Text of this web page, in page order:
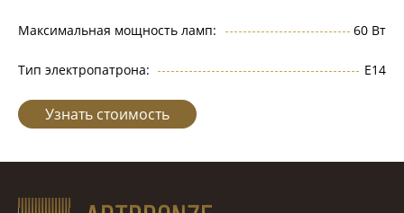
Максимальная мощность ламп: 60 Вт
Тип электропатрона: Е14
Узнать стоимость